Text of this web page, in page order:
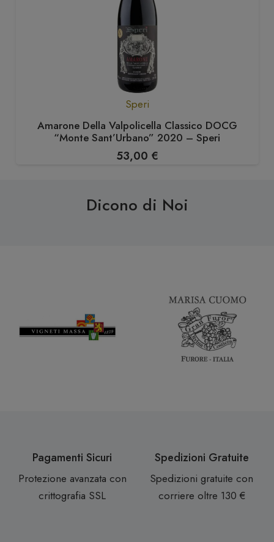
Speri
Amarone Della Valpolicella Classico DOCG
“Monte Sant’Urbano” 2020 – Speri
53,00 €
Dicono di Noi
Pagamenti Sicuri
Protezione avanzata con
crittografia SSL
Spedizioni Gratuite
Spedizioni gratuite con
corriere oltre 130 €